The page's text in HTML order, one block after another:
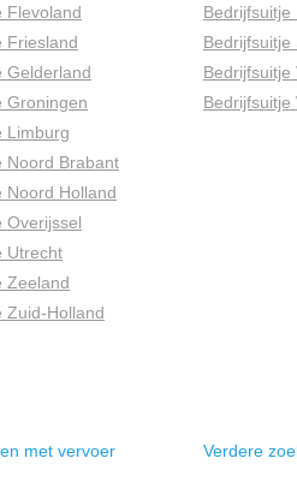
Flevoland
Friesland
Gelderland
Groningen
Limburg
Noord Brabant
Noord Holland
Overijssel
Utrecht
Zeeland
Zuid-Holland
Bedrijfsuitje
Bedrijfsuitje
Bedrijfsuitje
Bedrijfsuitje
met vervoer Verdere